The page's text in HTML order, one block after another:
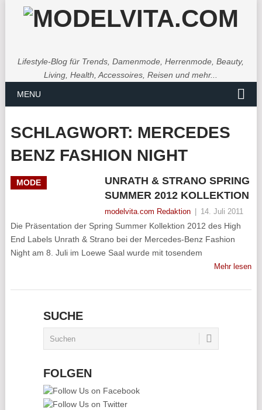
Lifestyle-Blog für Trends, Damenmode, Herrenmode, Beauty,
Living, Health, Accessoires, Reisen und mehr...
MENU
SCHLAGWORT: MERCEDES
BENZ FASHION NIGHT
MODE
UNRATH & STRANO SPRING
SUMMER 2012 KOLLEKTION
modelvita.com Redaktion 14. Juli 2011
Die Präsentation der Spring Summer Kollektion 2012 des High
End Labels Unrath & Strano bei der Mercedes-Benz Fashion
Night am 8. Juli im Loewe Saal wurde mit tosendem
Mehr lesen
SUCHE
FOLGEN